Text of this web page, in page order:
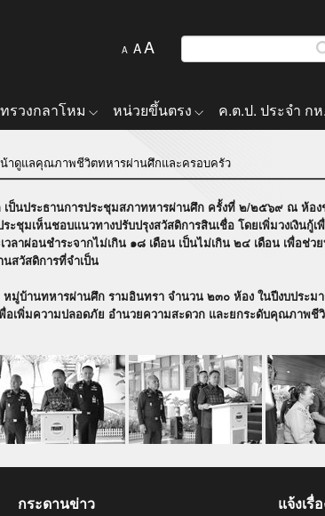
A AA
รวงกลาโหม หน่วยขึ้นตรง ค.ต.ป. ประจำ กห.
าดูแลคุณภาพชีวิตทหารผ่านศึกและครอบครัว
ประธานการประชุมสภาทหารผ่านศึก ครั้งที่ ๒/๒๕๖๙ ณ ห้อง
เห็นชอบแนวทางปรับปรุงสวัสดิการสินเชื่อ โดยเพิ่มวงเงินกู้เ
าผ่อนชำระจากไม่เกิน ๑๘ เดือน เป็นไม่เกิน ๒๔ เดือน เพื่อช่ว
สวัสดิการที่จำเป็น
านทหารผ่านศึก รามอินทรา จำนวน ๒๓๐ ห้อง ในปีงบประ
อเพิ่มความปลอดภัย อำนวยความสะดวก และยกระดับคุณภาพ
กระดานข่าว
แจ้งเรื่